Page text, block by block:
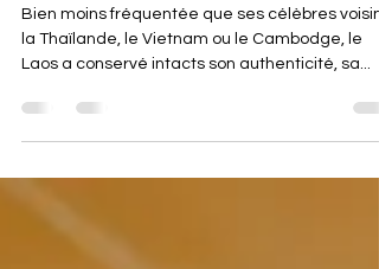
mérite : Le Laos
Bien moins fréquentée que ses célèbres
Laos a conservé intacts son authenticité, sa...